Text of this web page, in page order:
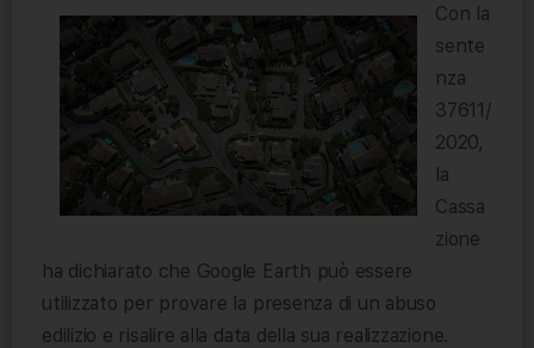
Con la
sente
nza
37611/
2020,
la
Cassa
zione
ha dichiarato che Google Earth può essere
utilizzato per provare la presenza di un abuso
edilizio e risalire alla data della sua realizzazione.